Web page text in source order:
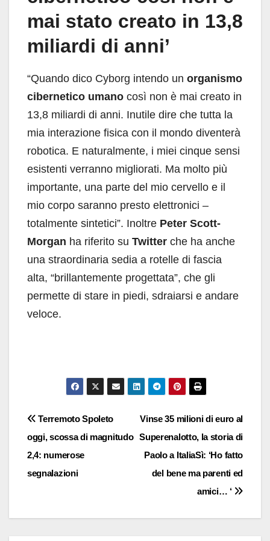
mai stato creato in 13,8
miliardi di anni’
“Quando dico Cyborg intendo un organismo
cibernetico umano così non è mai creato in
13,8 miliardi di anni. Inutile dire che tutta la
mia interazione fisica con il mondo diventerà
robotica. E naturalmente, i miei cinque sensi
esistenti verranno migliorati. Ma molto più
importante, una parte del mio cervello e il
mio corpo saranno presto elettronici –
totalmente sintetici”. Inoltre Peter Scott-
Morgan ha riferito su Twitter che ha anche
una straordinaria sedia a rotelle di fascia
alta, “brillantemente progettata”, che gli
permette di stare in piedi, sdraiarsi e andare
veloce.
Navigazione
articoli
Vinse 35 milioni di euro al
Superenalotto, la storia di
Paolo a ItaliaSì: ‘Ho fatto
del bene ma parenti ed
amici… ‘
Terremoto Spoleto
oggi, scossa di magnitudo
2,4: numerose
segnalazioni